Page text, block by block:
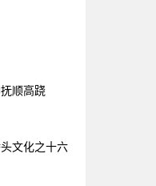
顺高跷
文化之十六